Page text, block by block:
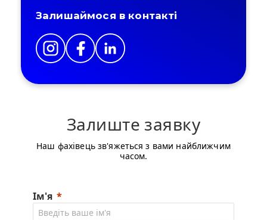
Залишаймося в контакті
Залиште заявку
Наш фахівець зв'яжеться з вами найближчим
часом.
Ім'я